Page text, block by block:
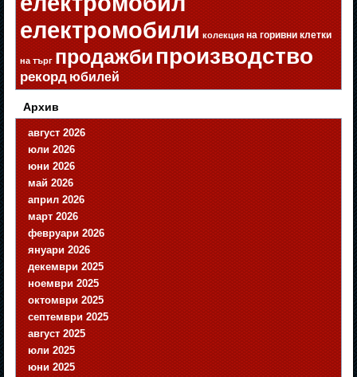
електромобили колекция на горивни клетки
на търг продажбипроизводство
рекорд юбилей
Архив
август 2026
юли 2026
юни 2026
май 2026
април 2026
март 2026
февруари 2026
януари 2026
декември 2025
ноември 2025
октомври 2025
септември 2025
август 2025
юли 2025
юни 2025